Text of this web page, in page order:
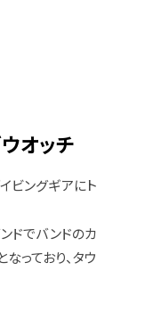
オッチ
ビングギアにト
ドでバンドのカ
っており、タウ